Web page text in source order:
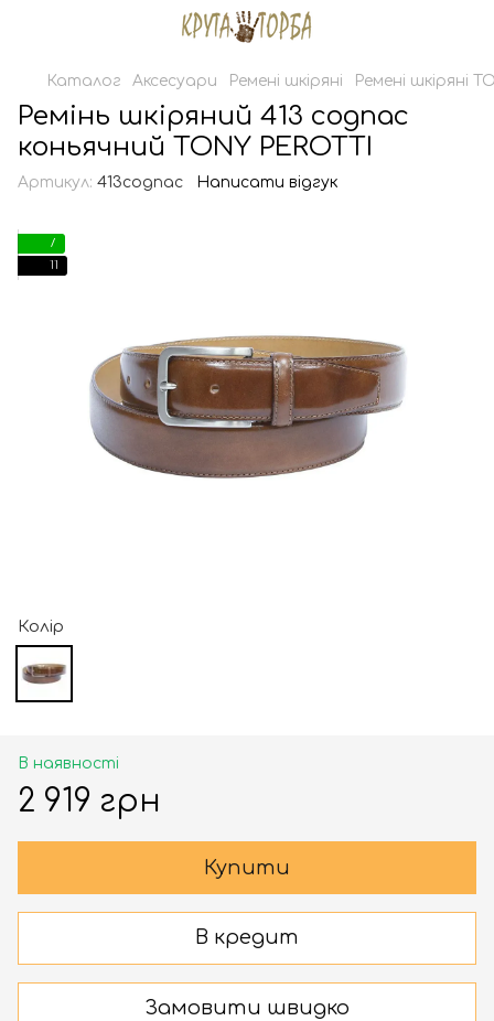
Каталог Аксесуари Ремені шкіряні Ремені шкіряні
Ремінь шкіряний 413 cognac
коньячний TONY PEROTTI
Артикул: 413cognac Написати відгук
7
11
Колір
В наявності
2 919 грн
Купити
В кредит
Замовити швидко